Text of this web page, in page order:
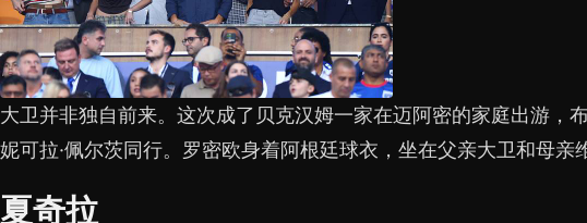
大卫并非独自前来。这次成了贝克汉姆一家在迈阿密的家庭出游，
妮可拉·佩尔茨同行。罗密欧身着阿根廷球衣，坐在父亲大卫和母亲
夏奇拉